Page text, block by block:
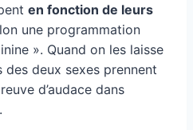
en fonction de leurs
une programmation
». Quand on les laisse
des deux sexes prennent
d’audace dans